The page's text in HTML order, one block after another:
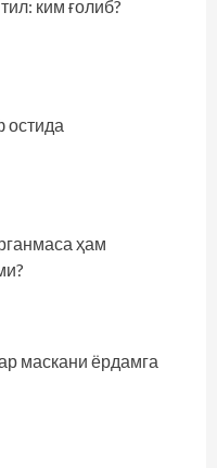
ким ғолиб?
остида
ҳам
маскани ёрдамга